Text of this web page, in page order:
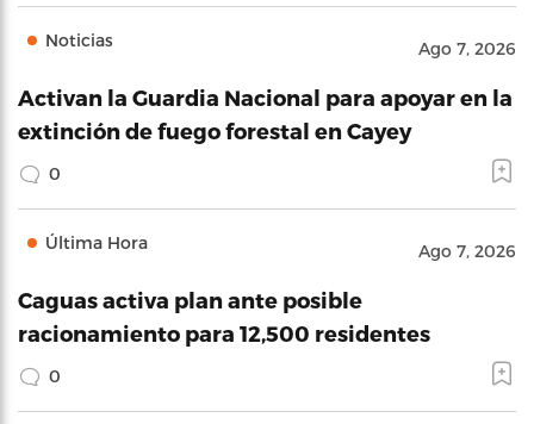
Noticias Ago 7, 2026
Activan la Guardia Nacional para apoyar en la
extinción de fuego forestal en Cayey
0
Última Hora Ago 7, 2026
Caguas activa plan ante posible
racionamiento para 12,500 residentes
0